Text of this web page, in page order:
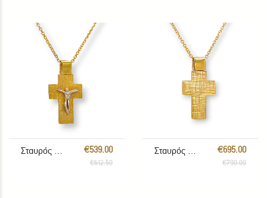
€539.00
€612.50
€695.00
€790.00